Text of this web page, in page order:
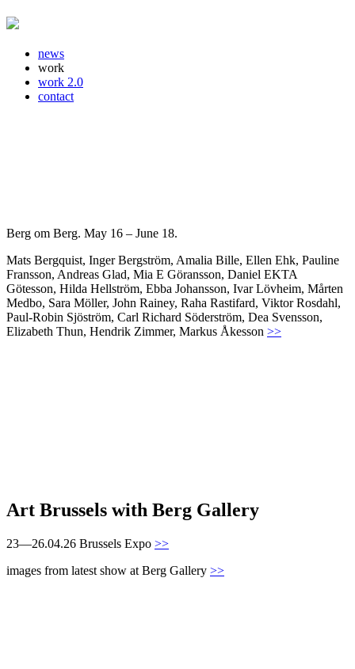
news
work
work 2.0
contact
Berg om Berg. May 16 – June 18.
Mats Bergquist, Inger Bergström, Amalia Bille, Ellen Ehk, Pauline
Fransson, Andreas Glad, Mia E Göransson, Daniel EKTA
Götesson, Hilda Hellström, Ebba Johansson, Ivar Lövheim, Mårten
Medbo, Sara Möller, John Rainey, Raha Rastifard, Viktor Rosdahl,
Paul-Robin Sjöström, Carl Richard Söderström, Dea Svensson,
Elizabeth Thun, Hendrik Zimmer, Markus Åkesson >>
Art Brussels with Berg Gallery
23—26.04.26 Brussels Expo >>
images from latest show at Berg Gallery >>